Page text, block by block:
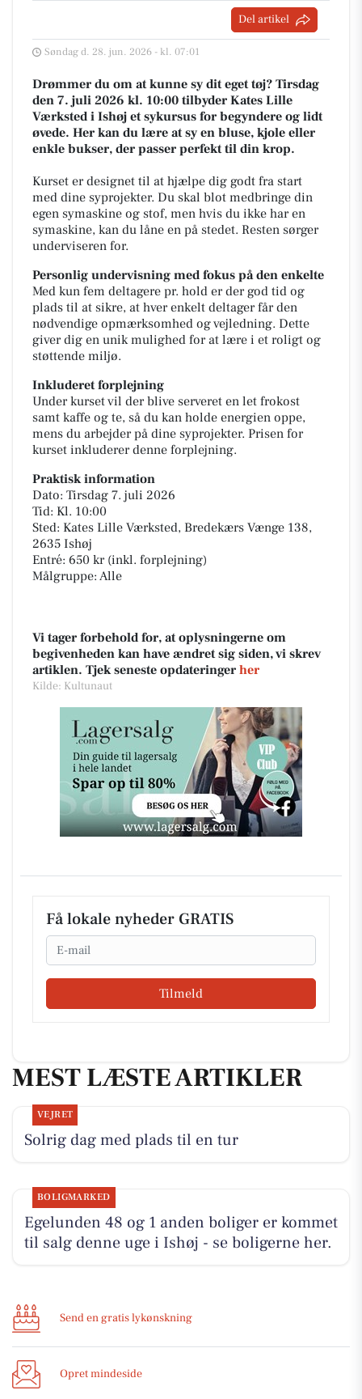
Del artikel
Søndag d. 28. jun. 2026 - kl. 07:01
Drømmer du om at kunne sy dit eget tøj? Tirsdag
den 7. juli 2026 kl. 10:00 tilbyder Kates Lille
Værksted i Ishøj et sykursus for begyndere og lidt
øvede. Her kan du lære at sy en bluse, kjole eller
enkle bukser, der passer perfekt til din krop.
Kurset er designet til at hjælpe dig godt fra start
med dine syprojekter. Du skal blot medbringe din
egen symaskine og stof, men hvis du ikke har en
symaskine, kan du låne en på stedet. Resten sørger
underviseren for.
Personlig undervisning med fokus på den enkelte
Med kun fem deltagere pr. hold er der god tid og
plads til at sikre, at hver enkelt deltager får den
nødvendige opmærksomhed og vejledning. Dette
giver dig en unik mulighed for at lære i et roligt og
støttende miljø.
Inkluderet forplejning
Under kurset vil der blive serveret en let frokost
samt kaffe og te, så du kan holde energien oppe,
mens du arbejder på dine syprojekter. Prisen for
kurset inkluderer denne forplejning.
Praktisk information
Dato: Tirsdag 7. juli 2026
Tid: Kl. 10:00
Sted: Kates Lille Værksted, Bredekærs Vænge 138,
2635 Ishøj
Entré: 650 kr (inkl. forplejning)
Målgruppe: Alle
Vi tager forbehold for, at oplysningerne om
begivenheden kan have ændret sig siden, vi skrev
artiklen. Tjek seneste opdateringer her
Kilde: Kultunaut
Få lokale nyheder GRATIS
Email
Tilmeld
MEST LÆSTE ARTIKLER
VEJRET
Solrig dag med plads til en tur
BOLIGMARKED
Egelunden 48 og 1 anden boliger er kommet
til salg denne uge i Ishøj - se boligerne her.
Send en gratis lykønskning
Opret mindeside